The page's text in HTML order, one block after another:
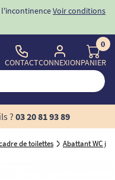
Voir conditions
CONTACTCONNEXION
0
PANIER
? 03 20 81 93 89
de toilettes Abattant WC